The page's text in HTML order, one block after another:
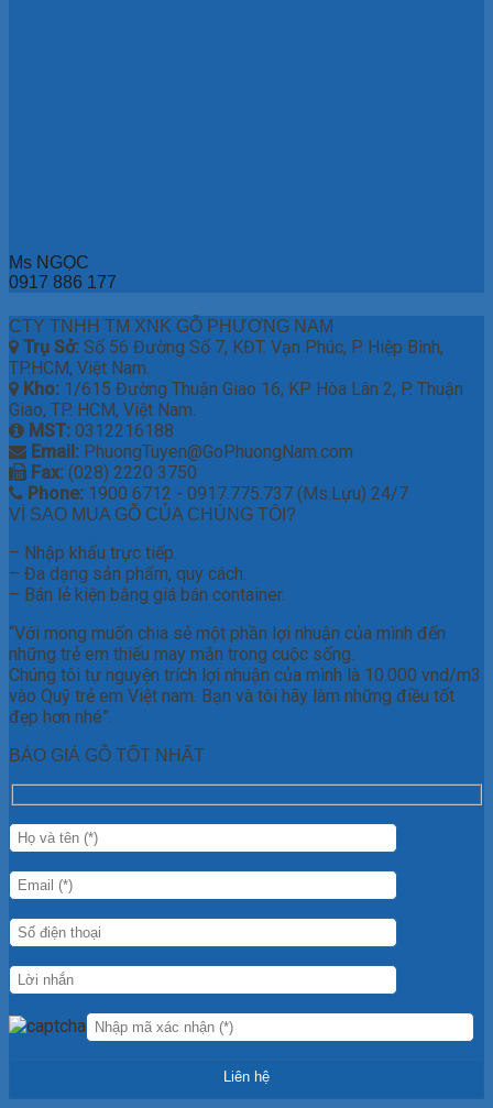
Ms NGỌC
0917 886 177
CTY TNHH TM XNK GỖ PHƯƠNG NAM
Trụ Sở: Số 56 Đường Số 7, KĐT. Vạn Phúc, P. Hiệp Bình,
TP.HCM, Việt Nam.
Kho: 1/615 Đường Thuận Giao 16, KP Hòa Lân 2, P. Thuận
Giao, TP. HCM, Việt Nam.
MST: 0312216188
Email: PhuongTuyen@GoPhuongNam.com
Fax: (028) 2220 3750
Phone: 1900 6712 - 0917.775.737 (Ms.Lựu) 24/7
VÌ SAO MUA GỖ CỦA CHÚNG TÔI?
– Nhập khẩu trực tiếp.
– Đa dạng sản phẩm, quy cách.
– Bán lẻ kiện bằng giá bán container.
“Với mong muốn chia sẻ một phần lợi nhuận của mình đến
những trẻ em thiếu may mắn trong cuộc sống.
Chúng tôi tự nguyện trích lợi nhuận của mình là 10.000 vnd/m3
vào Quỹ trẻ em Việt nam. Bạn và tôi hãy làm những điều tốt
đẹp hơn nhé”.
BÁO GIÁ GỖ TỐT NHẤT